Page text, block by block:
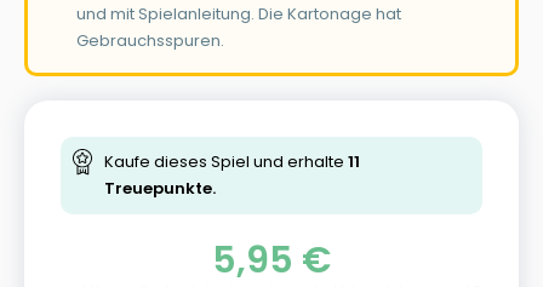
und mit Spielanleitung. Die Kartonage hat
Gebrauchsspuren.
Kaufe dieses Spiel und erhalte 11
Treuepunkte.
5,95 €